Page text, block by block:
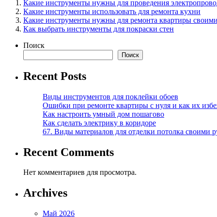
Какие инструменты нужны для проведения
Какие инструменты использовать для ремонта кухни
Какие инструменты нужны для ремонта квартиры
Как выбрать инструменты для покраски стен
Поиск
Поиск
Recent Posts
Виды инструментов для поклейки обоев
Ошибки при ремонте квартиры с нуля и как их
Как настроить умный дом пошагово
Как сделать электрику в коридоре
67. Виды материалов для отделки потолка своими
Recent Comments
Нет комментариев для просмотра.
Archives
Май 2026